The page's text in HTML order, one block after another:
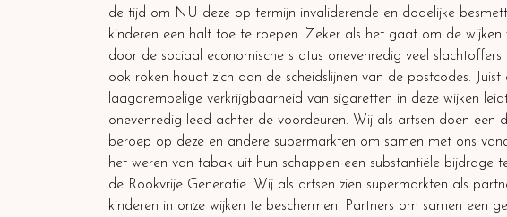
de tijd om NU deze op termijn invaliderende en dodelijke
kinderen een halt toe te roepen. Zeker als het gaat om de wijken
door de sociaal economische status onevenredig veel
ook roken houdt zich aan de scheidslijnen van de postcodes. Juist
laagdrempelige verkrijgbaarheid van sigaretten in deze wijken
onevenredig leed achter de voordeuren. Wij als artsen doen een
beroep op deze en andere supermarkten om samen met ons
het weren van tabak uit hun schappen een substantiële bijdrage
de Rookvrije Generatie. Wij als artsen zien supermarkten als
kinderen in onze wijken te beschermen. Partners om samen een